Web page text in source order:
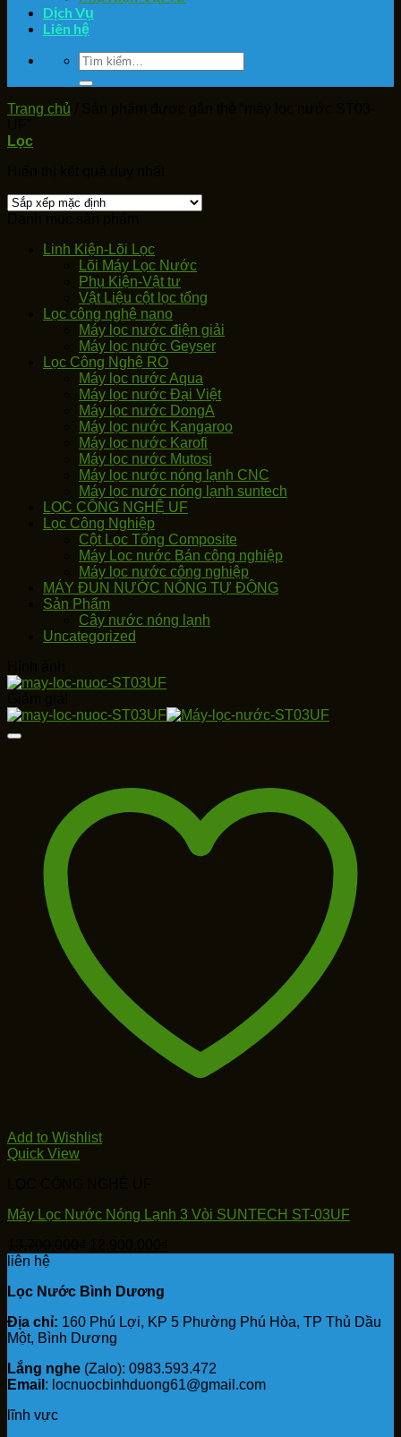
Dịch Vụ
Liên hệ
Tìm
kiếm:
Trang chủ
Lọc
Linh Kiện-Lõi Lọc
Lõi Máy Lọc Nước
Phụ Kiện-Vật tư
Vật Liệu cột lọc tổng
Lọc công nghệ nano
Máy lọc nước điện giải
Máy lọc nước Geyser
Lọc Công Nghệ RO
Máy lọc nước Aqua
Máy lọc nước Đại Việt
Máy lọc nước DongA
Máy lọc nước Kangaroo
Máy lọc nước Karofi
Máy lọc nước Mutosi
Máy lọc nước nóng lạnh CNC
Máy lọc nước nóng lạnh suntech
LỌC CÔNG NGHỆ UF
Lọc Công Nghiệp
Cột Lọc Tổng Composite
Máy Loc nước Bán công nghiệp
Máy lọc nước công nghiệp
MÁY ĐUN NƯỚC NÓNG TỰ ĐỘNG
Sản Phẩm
Cây nước nóng lạnh
Uncategorized
Add to Wishlist
Quick View
Máy Lọc Nước Nóng Lạnh 3 Vòi SUNTECH ST-03UF
13,700,000₫.
liên hệ
Lọc Nước Bình Dương
Địa chỉ: 160 Phú Lợi, KP 5 Phường Phú Hòa, TP Thủ Dầu
Một, Bình Dương
Lắng nghe (Zalo): 0983.593.472
Email : locnuocbinhduong61@gmail.com
lĩnh vực